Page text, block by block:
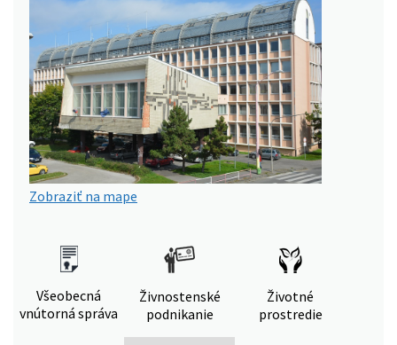
Zobraziť na mape
Všeobecná
vnútorná správa
Živnostenské
podnikanie
Životné
prostredie